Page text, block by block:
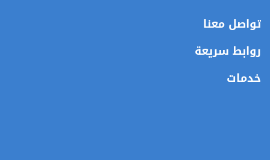
تواصل معنا
روابط سريعة
خدمات